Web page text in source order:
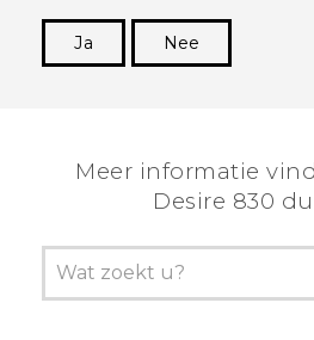
Ja
Nee
Meer informatie
Desire 830